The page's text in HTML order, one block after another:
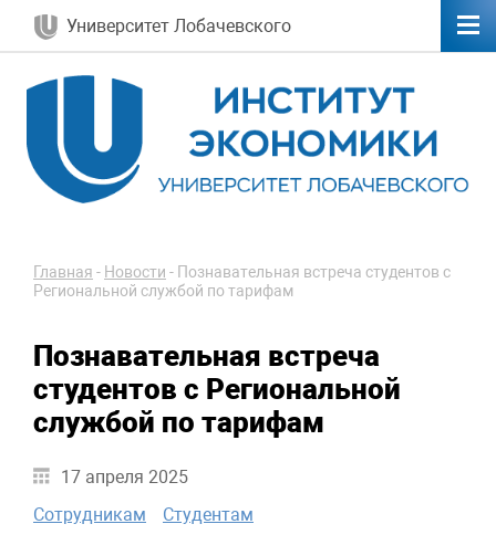
Университет Лобачевского
Главная - Новости - Познавательная встреча студентов с
Региональной службой по тарифам
Познавательная встреча
студентов с Региональной
службой по тарифам
17 апреля 2025
Сотрудникам
Студентам